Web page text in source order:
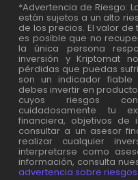
*Advertencia de Riesgo:
están sujetos a un alto
de los precios. El valor
es posible que no
la única persona
inversión y Kriptomat
pérdidas que puedas
son un indicador fiable
debes invertir en
cuyos riesgos
cuidadosamente tu
financiera, objetivos de
consultar a un asesor
realizar cualquier
interpretarse como
información, consulta
advertencia sobre riesgos